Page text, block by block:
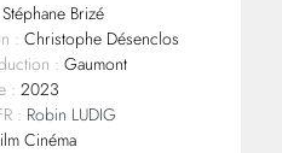
Stéphane Brizé
: Christophe Désenclos
: Gaumont
: 2023
: Robin LUDIG
Cinéma